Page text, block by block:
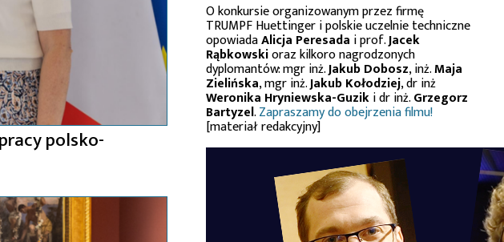
polsko-
O konkursie organizowanym przez firmę
TRUMPF Huettinger i polskie uczelnie techniczne
opowiadaAlicja Peresada i prof.Jacek
Rąbkowskioraz kilkoro nagrodzonych
dyplomantów: mgr inż.Jakub Dobosz, inż.Maja
Zielińska, mgr inż.Jakub Kołodziej, dr inż
Weronika Hryniewska-Guziki dr inż.Grzegorz
Bartyzel.Zapraszamy do obejrzenia filmu!
[materiał redakcyjny]